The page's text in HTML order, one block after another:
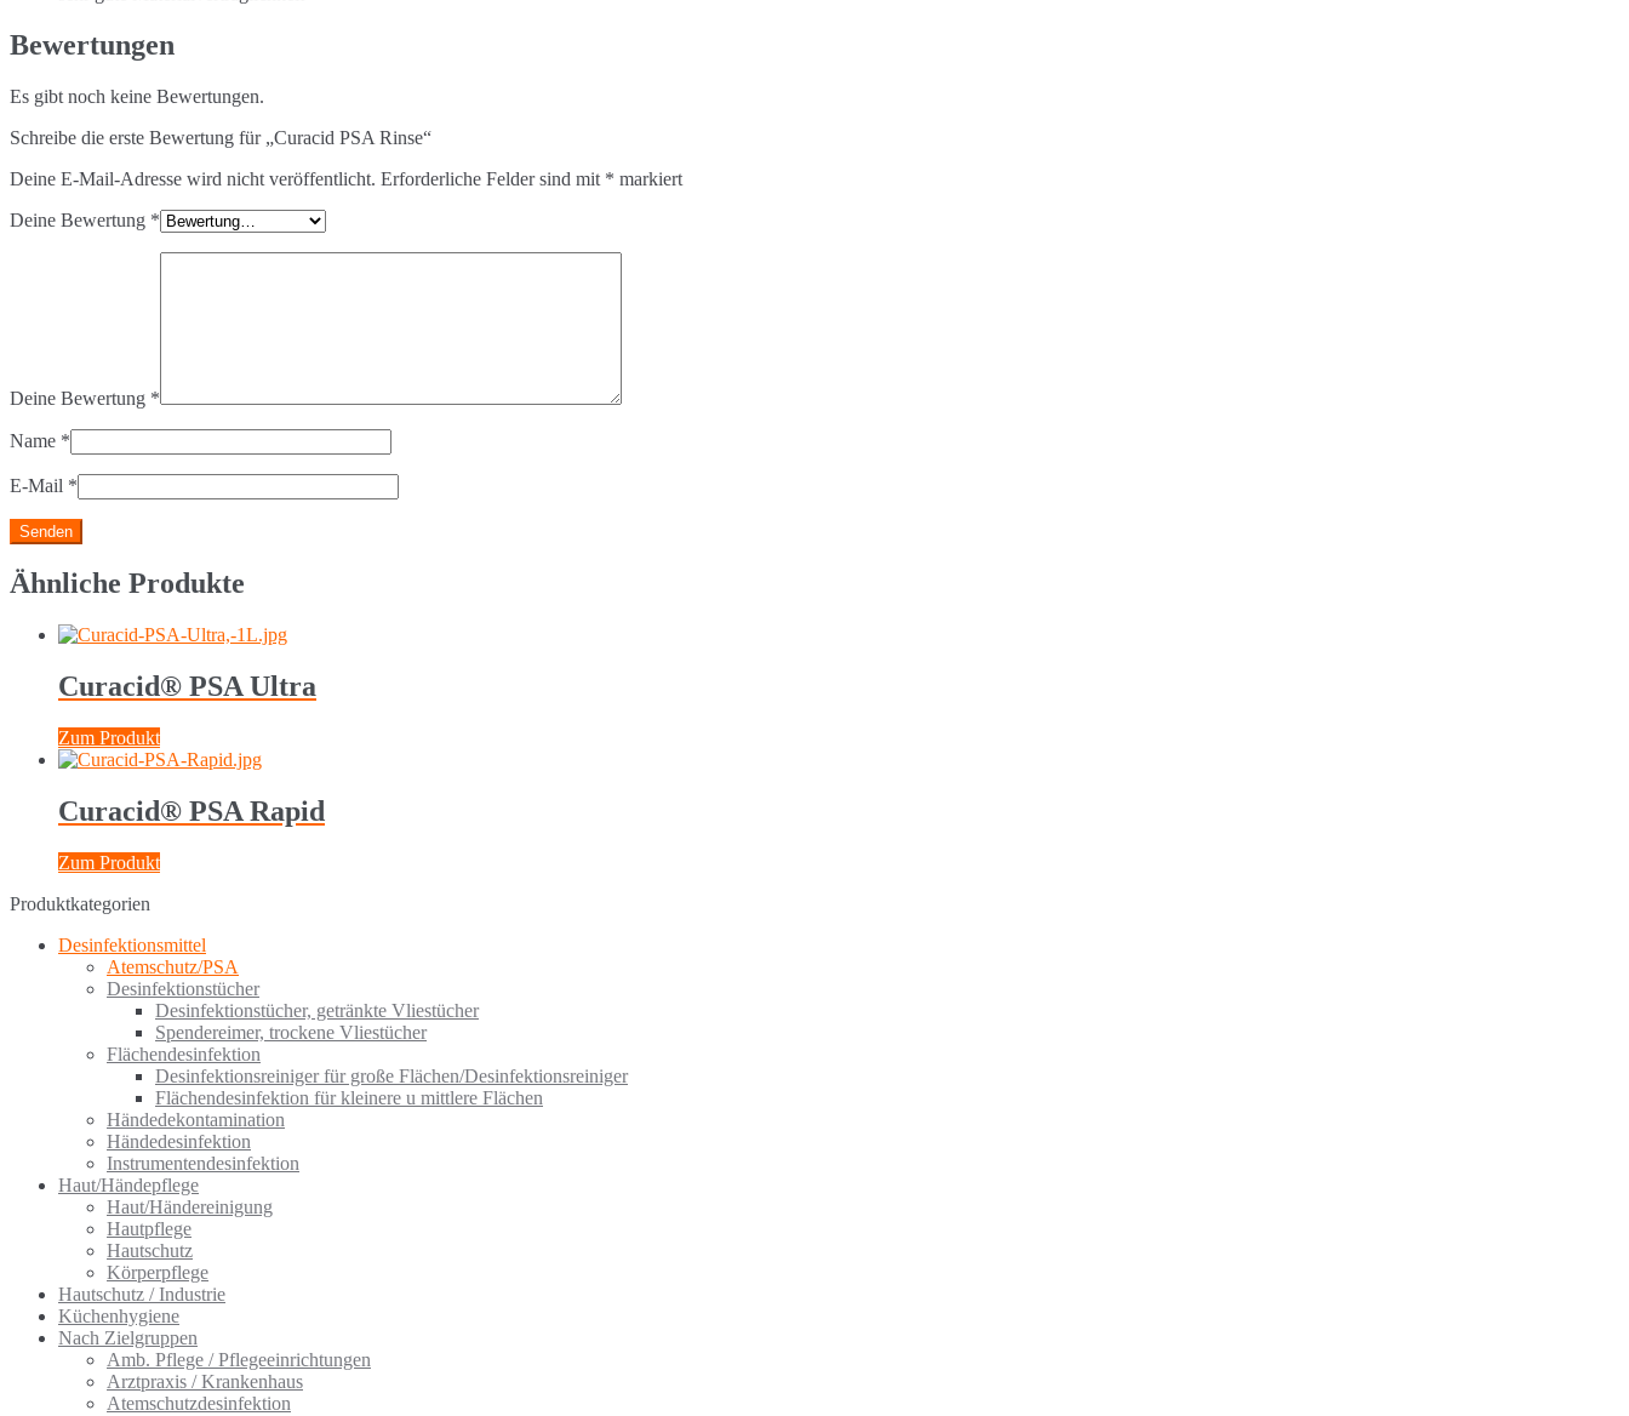
Bewertungen
Es gibt noch keine Bewertungen.
Schreibe die erste Bewertung für „Curacid PSA Rinse“
Deine E-Mail-Adresse wird nicht veröffentlicht. Erforderliche Felder sind mit * markiert
Deine Bewertung *
Deine Bewertung *
Name *
E-Mail *
Ähnliche Produkte
Curacid® PSA Ultra
Zum Produkt
Curacid® PSA Rapid
Zum Produkt
Produktkategorien
Desinfektionsmittel
Atemschutz/PSA
Desinfektionstücher
Desinfektionstücher, getränkte Vliestücher
Spendereimer, trockene Vliestücher
Flächendesinfektion
Desinfektionsreiniger für große Flächen/Desinfektionsreiniger
Flächendesinfektion für kleinere u mittlere Flächen
Händedekontamination
Händedesinfektion
Instrumentendesinfektion
Haut/Händepflege
Haut/Händereinigung
Hautpflege
Hautschutz
Körperpflege
Hautschutz / Industrie
Küchenhygiene
Nach Zielgruppen
Amb. Pflege / Pflegeeinrichtungen
Arztpraxis / Krankenhaus
Atemschutzdesinfektion